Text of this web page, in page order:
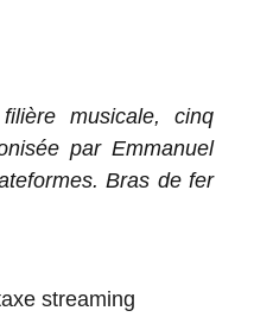
musicale, cinq
par Emmanuel
Bras de fer
streaming